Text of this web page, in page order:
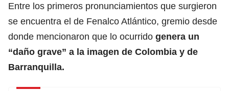
Entre los primeros pronunciamientos que surgieron
se encuentra el de Fenalco Atlántico, gremio desde
donde mencionaron que lo ocurrido genera un
“daño grave” a la imagen de Colombia y de
Barranquilla.